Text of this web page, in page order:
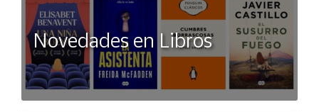
Novedades en Libros